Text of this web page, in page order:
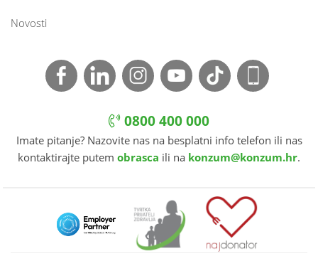
Novosti
0800 400 000
Imate pitanje? Nazovite nas na besplatni info telefon ili nas
kontaktirajte putem obrasca ili na konzum@konzum.hr.